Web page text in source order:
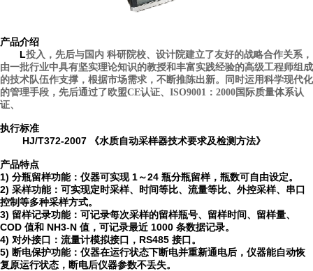
产品介绍
L投入，先后与国内 科研院校、设计院建立了友好的战略合作关系，
由一批行业中具有坚实理论知识的教授和丰富实践经验的高级工程师组成
的技术队伍作支撑，根据市场需求，不断推陈出新。同时运用科学现代化
的管理手段，先后通过了欧盟CE认证、ISO9001：2000国际质量体系认
证、
执行标准
HJ/T372-2007 《水质自动采样器技术要求及检测方法》
产品特点
1) 分瓶留样功能：仪器可实现1～24 瓶分瓶留样，瓶数可自由设定。
2) 采样功能：可实现定时采样、时间等比、流量等比、外控采样、串口
控制等多种采样方式。
3) 留样记录功能：可记录每次采样的留样瓶号、留样时间、留样量、
COD 值和 NH3-N 值，可记录最近 1000 条数据记录。
4) 对外接口：流量计模拟接口， RS485 接口。
5) 断电保护功能：仪器在运行状态下断电并重新通电后，仪器能自动恢
复原运行状态，断电后仪器参数不丢失。